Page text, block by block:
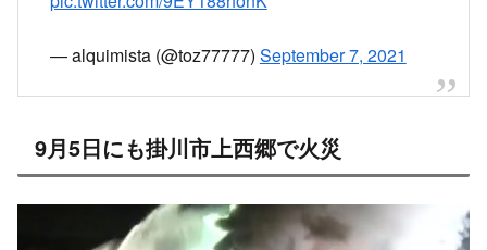
— alquimista (@toz77777) September 7, 2021
9月5日にも掛川市上西郷で火災